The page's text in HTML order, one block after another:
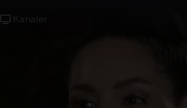
Kanaler